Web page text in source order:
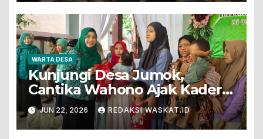
WARTA DESA
Kunjungi Desa Jumok,
Cantika Wahono Ajak Kader
PKK Wujudkan Keluarga
Sehat Berkualitas
JUN 22, 2026 REDAKSI WASKAT.ID